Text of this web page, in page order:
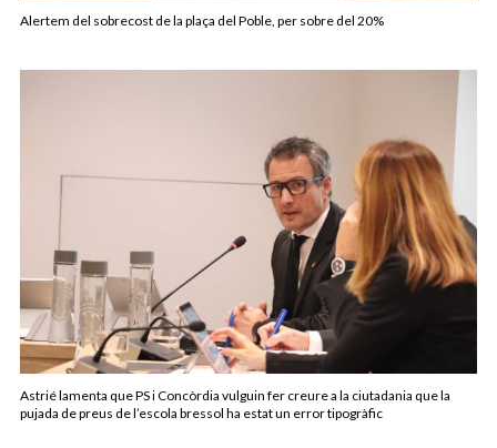
Alertem del sobrecost de la plaça del Poble, per sobre del 20%
Astrié lamenta que PS i Concòrdia vulguin fer creure a la ciutadania que la
pujada de preus de l’escola bressol ha estat un error tipogràfic